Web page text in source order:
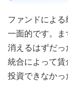
ファンドによ
一面的です。
消えるはずだっ
統合によって
投資できなか